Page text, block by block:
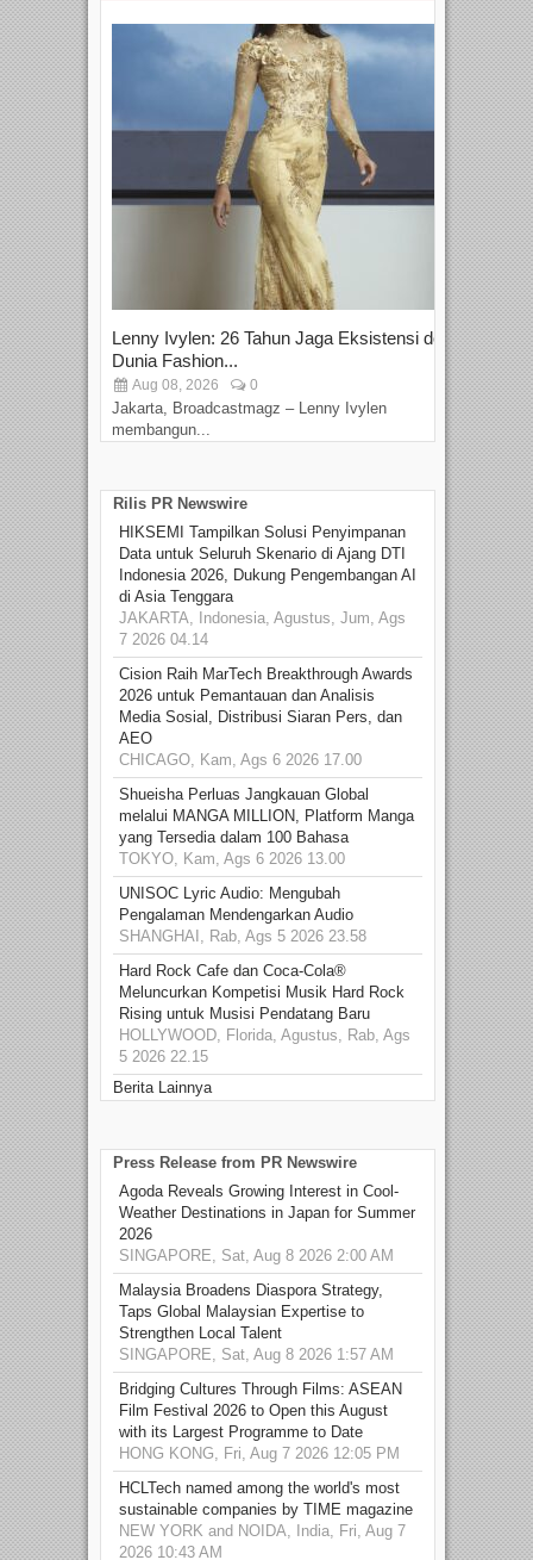
Lenny Ivylen: 26 Tahun Jaga Eksistensi do
Dunia Fashion...
Aug 08, 2026 0
Jakarta, Broadcastmagz – Lenny Ivylen
membangun...
Rilis PR Newswire
HIKSEMI Tampilkan Solusi Penyimpanan
Data untuk Seluruh Skenario di Ajang DTI
Indonesia 2026, Dukung Pengembangan AI
di Asia Tenggara
JAKARTA, Indonesia, Agustus, Jum, Ags
7 2026 04.14
Cision Raih MarTech Breakthrough Awards
2026 untuk Pemantauan dan Analisis
Media Sosial, Distribusi Siaran Pers, dan
AEO
CHICAGO, Kam, Ags 6 2026 17.00
Shueisha Perluas Jangkauan Global
melalui MANGA MILLION, Platform Manga
yang Tersedia dalam 100 Bahasa
TOKYO, Kam, Ags 6 2026 13.00
UNISOC Lyric Audio: Mengubah
Pengalaman Mendengarkan Audio
SHANGHAI, Rab, Ags 5 2026 23.58
Hard Rock Cafe dan Coca-Cola®
Meluncurkan Kompetisi Musik Hard Rock
Rising untuk Musisi Pendatang Baru
HOLLYWOOD, Florida, Agustus, Rab, Ags
5 2026 22.15
Berita Lainnya
Press Release from PR Newswire
Agoda Reveals Growing Interest in Cool-
Weather Destinations in Japan for Summer
2026
SINGAPORE, Sat, Aug 8 2026 2:00 AM
Malaysia Broadens Diaspora Strategy,
Taps Global Malaysian Expertise to
Strengthen Local Talent
SINGAPORE, Sat, Aug 8 2026 1:57 AM
Bridging Cultures Through Films: ASEAN
Film Festival 2026 to Open this August
with its Largest Programme to Date
HONG KONG, Fri, Aug 7 2026 12:05 PM
HCLTech named among the world's most
sustainable companies by TIME magazine
NEW YORK and NOIDA, India, Fri, Aug 7
2026 10:43 AM